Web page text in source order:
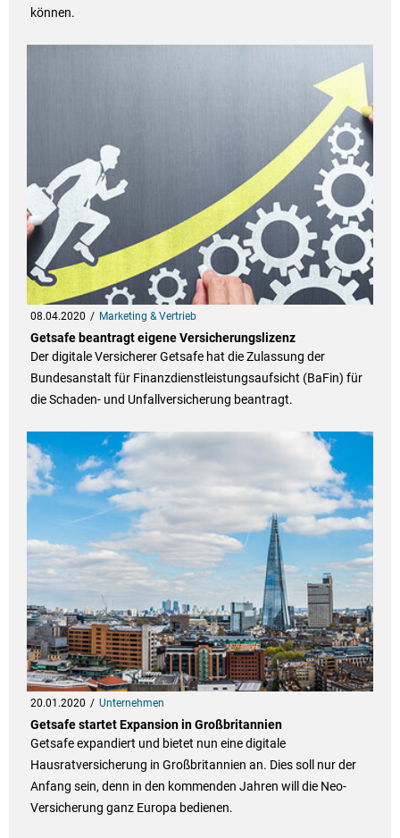
können.
08.04.2020 Marketing & Vertrieb
Getsafe beantragt eigene Versicherungslizenz
Der digitale Versicherer Getsafe hat die Zulassung der
Bundesanstalt für Finanzdienstleistungsaufsicht (BaFin) für
die Schaden- und Unfallversicherung beantragt.
20.01.2020 Unternehmen
Getsafe startet Expansion in Großbritannien
Getsafe expandiert und bietet nun eine digitale
Hausratversicherung in Großbritannien an. Dies soll nur der
Anfang sein, denn in den kommenden Jahren will die Neo-
Versicherung ganz Europa bedienen.